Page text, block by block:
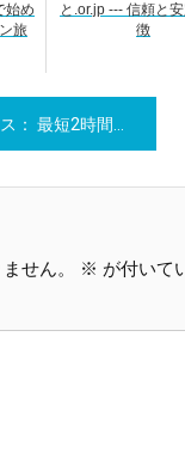
始め
旅
と.or.jp --- 信頼と
徴
の売掛金買取サービス！【LINK】
せん。 ※ が付いて